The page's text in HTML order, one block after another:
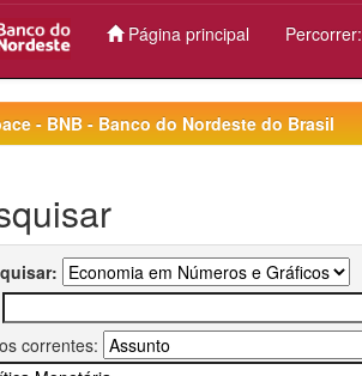
Página principal Percorrer:
- BNB - Banco do Nordeste do Brasil
correntes: